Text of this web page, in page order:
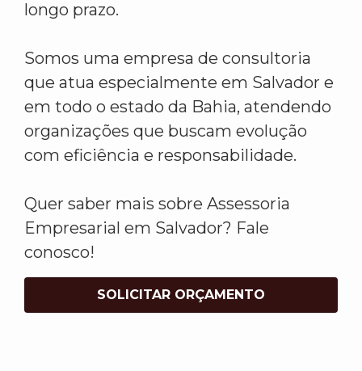
longo prazo.
Somos uma empresa de consultoria
que atua especialmente em Salvador e
em todo o estado da Bahia, atendendo
organizações que buscam evolução
com eficiência e responsabilidade.
Quer saber mais sobre Assessoria
Empresarial em Salvador? Fale
conosco!
SOLICITAR ORÇAMENTO